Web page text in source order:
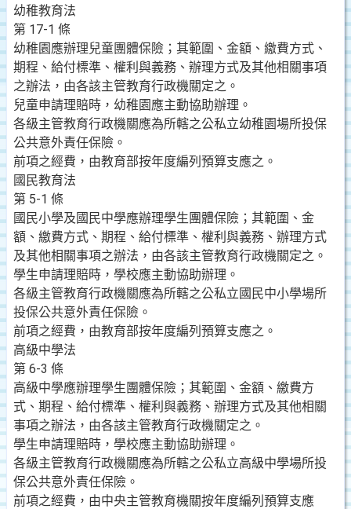
幼稚教育法
第 17-1 條
幼稚園應辦理兒童團體保險；其範圍、金額、繳費方式、
期程、給付標準、權利與義務、辦理方式及其他相關事項
之辦法，由各該主管教育行政機關定之。
兒童申請理賠時，幼稚園應主動協助辦理。
各級主管教育行政機關應為所轄之公私立幼稚園場所投保
公共意外責任保險。
前項之經費，由教育部按年度編列預算支應之。
國民教育法
第 5-1 條
國民小學及國民中學應辦理學生團體保險；其範圍、金
額、繳費方式、期程、給付標準、權利與義務、辦理方式
及其他相關事項之辦法，由各該主管教育行政機關定之。
學生申請理賠時，學校應主動協助辦理。
各級主管教育行政機關應為所轄之公私立國民中小學場所
投保公共意外責任保險。
前項之經費，由教育部按年度編列預算支應之。
高級中學法
第 6-3 條
高級中學應辦理學生團體保險；其範圍、金額、繳費方
式、期程、給付標準、權利與義務、辦理方式及其他相關
事項之辦法，由各該主管教育行政機關定之。
學生申請理賠時，學校應主動協助辦理。
各級主管教育行政機關應為所轄之公私立高級中學場所投
保公共意外責任保險。
前項之經費，由中央主管教育機關按年度編列預算支應